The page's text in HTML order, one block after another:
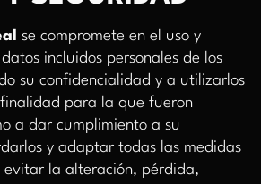
se compromete en el uso y
incluidos personales de los
su confidencialidad y a utilizarlos
para la que fueron
a dar cumplimiento a su
y adaptar todas las medidas
la alteración, pérdida,